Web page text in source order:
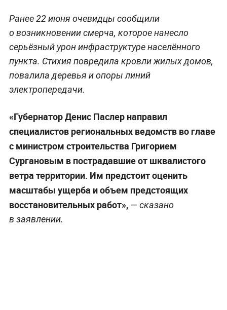
Ранее 22 июня очевидцы сообщили
о возникновении смерча, которое нанесло
серьёзный урон инфраструктуре населённого
пункта. Стихия повредила кровли жилых домов,
повалила деревья и опоры линий
электропередачи.
«Губернатор Денис Паслер направил
специалистов региональных ведомств во главе
с министром строительства Григорием
Сургановым в пострадавшие от шквалистого
ветра территории. Им предстоит оценить
масштабы ущерба и объем предстоящих
восстановительных работ»,— сказано
в заявлении.